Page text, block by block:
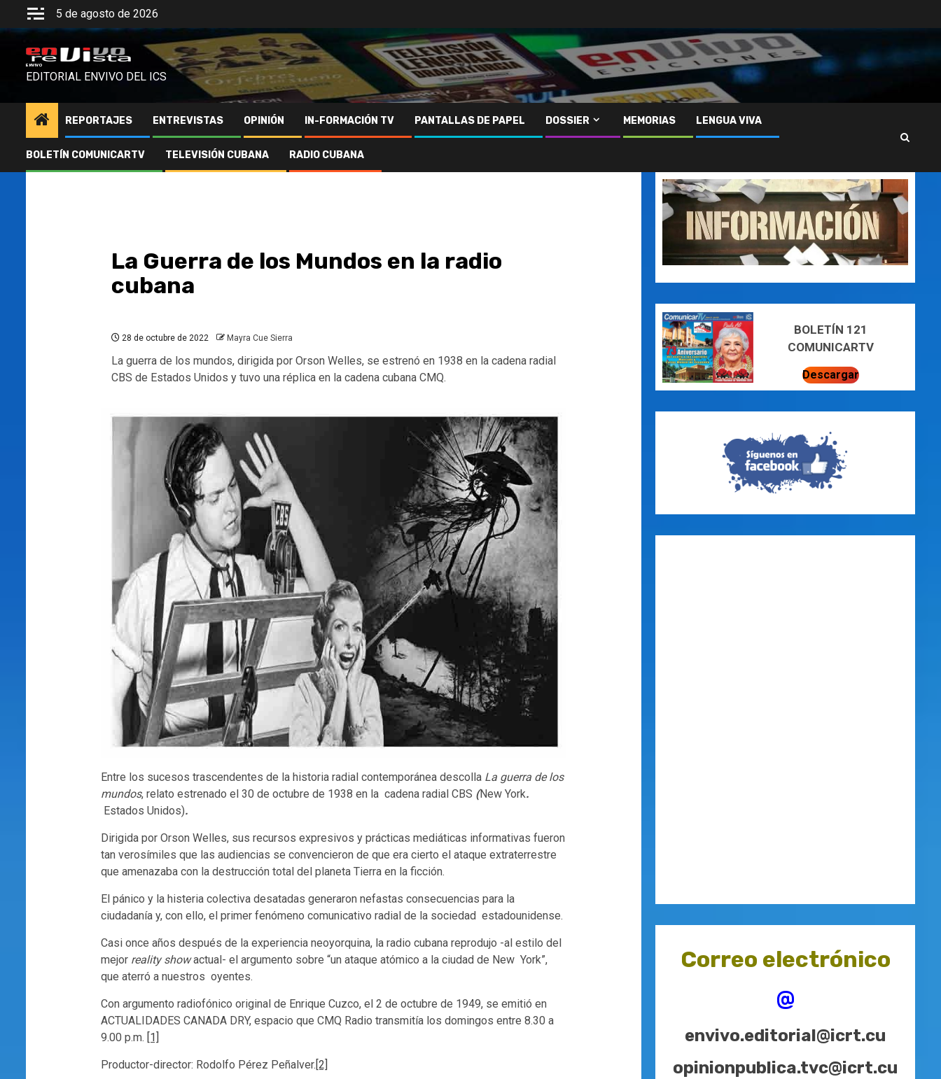
5 de agosto de 2026
ENVIVO
EDITORIAL ENVIVO DEL ICS
REPORTAJES ENTREVISTAS OPINIÓN IN-FORMACIÓN TV PANTALLAS DE PAPEL DOSSIER MEMORIAS LENGUA VIVA
BOLETÍN COMUNICARTV TELEVISIÓN CUBANA RADIO CUBANA
La Guerra de los Mundos en la radio
cubana
28 de octubre de 2022 Mayra Cue Sierra
La guerra de los mundos, dirigida por Orson Welles, se estrenó en 1938 en la cadena radial
CBS de Estados Unidos y tuvo una réplica en la cadena cubana CMQ.
Entre los sucesos trascendentes de la historia radial contemporánea descolla La guerra de los
mundos, relato estrenado el 30 de octubre de 1938 en la cadena radial CBS (New York.
Estados Unidos).
Dirigida por Orson Welles, sus recursos expresivos y prácticas mediáticas informativas fueron
tan verosímiles que las audiencias se convencieron de que era cierto el ataque extraterrestre
que amenazaba con la destrucción total del planeta Tierra en la ficción.
El pánico y la histeria colectiva desatadas generaron nefastas consecuencias para la
ciudadanía y, con ello, el primer fenómeno comunicativo radial de la sociedad estadounidense.
Casi once años después de la experiencia neoyorquina, la radio cubana reprodujo -al estilo del
mejor reality showactual- el argumento sobre “un ataque atómico a la ciudad de New York”,
que aterró a nuestros oyentes.
Con argumento radiofónico original de Enrique Cuzco, el 2 de octubre de 1949, se emitió en
ACTUALIDADES CANADA DRY, espacio que CMQ Radio transmitía los domingos entre 8.30 a
9.00 p.m. [1]
Productor-director: Rodolfo Pérez Peñalver.[2]
BOLETÍN 121
COMUNICARTV
Descargar
Correo electrónico
@
envivo.editorial@icrt.cu
opinionpublica.tvc@icrt.cu